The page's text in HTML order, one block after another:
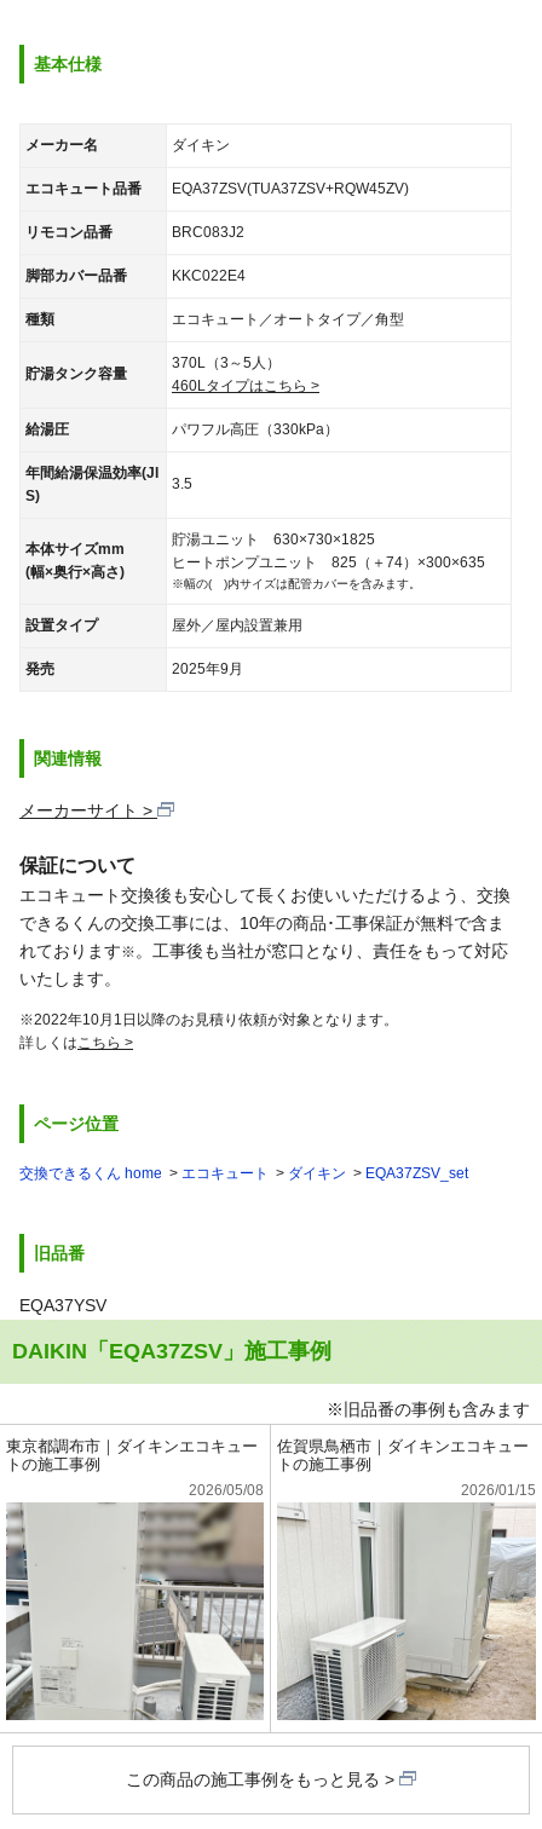
基本仕様
メーカー名 ダイキン
エコキュート品番 EQA37ZSV(TUA37ZSV+RQW45ZV)
リモコン品番 BRC083J2
脚部カバー品番 KKC022E4
種類 エコキュート／オートタイプ／角型
貯湯タンク容量
370L（3～5人）
460Lタイプはこちら >
給湯圧 パワフル高圧（330kPa）
年間給湯保温効率(JI
S)
3.5
本体サイズmm
(幅×奥行×高さ)
貯湯ユニット 630×730×1825
ヒートポンプユニット 825（＋74）×300×635
※幅の( )内サイズは配管カバーを含みます。
設置タイプ 屋外／屋内設置兼用
発売 2025年9月
関連情報
メーカーサイト
保証について
エコキュート交換後も安心して長くお使いいただけるよう、交換
できるくんの交換工事には、10年の商品･工事保証が無料で含ま
れております※。工事後も当社が窓口となり、責任をもって対応
いたします。
※2022年10月1日以降のお見積り依頼が対象となります。
詳しくは こちら
ページ位置
交換できるくん home エコキュート ダイキン EQA37ZSV_set
旧品番
EQA37YSV
DAIKIN「EQA37ZSV」施工事例
※旧品番の事例も含みます
東京都調布市｜ダイキンエコキュー
トの施工事例
2026/05/08
佐賀県鳥栖市｜ダイキンエコキュー
トの施工事例
2026/01/15
この商品の施工事例をもっと見る